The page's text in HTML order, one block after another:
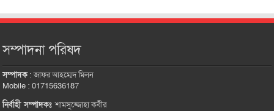
সম্পাদনা পরিষদ
সম্পাদক:জাফর আহম্মেদ মিলন
Mobile : 01715636187
নির্বাহী সম্পাদকঃশামসুজ্জোহা কবীর